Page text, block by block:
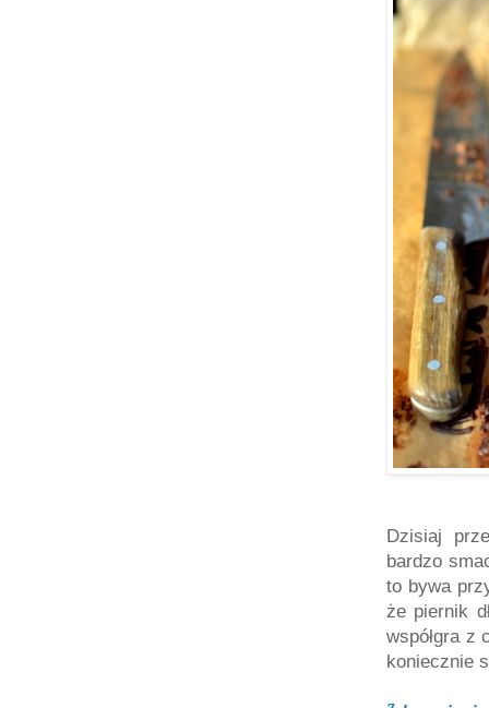
Dzisiaj
bardzo
to bywa
że piernik
współgra z
koniecznie